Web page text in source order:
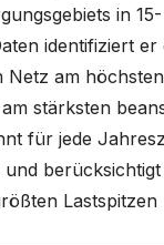
in 15-
identifiziert er
Netz am
stärksten
für jede
und berücksichtigt
Lastspitzen